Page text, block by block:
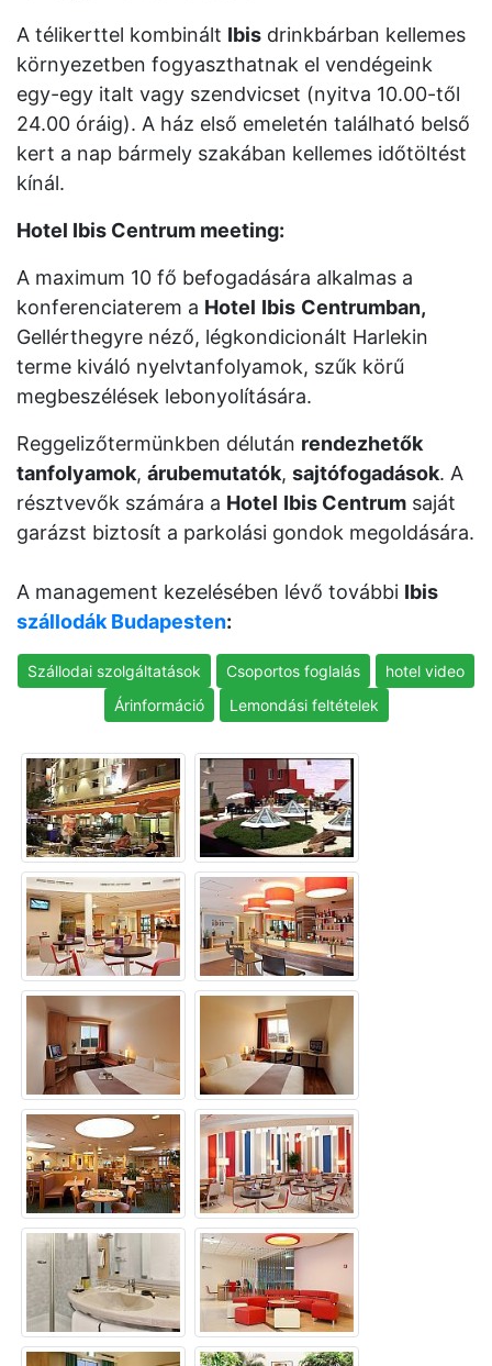
A télikerttel kombinált Ibis drinkbárban kellemes
környezetben fogyaszthatnak el vendégeink
egy-egy italt vagy szendvicset (nyitva 10.00-től
24.00 óráig). A ház első emeletén található belső
kert a nap bármely szakában kellemes időtöltést
kínál.
Hotel Ibis Centrum meeting:
A maximum 10 fő befogadására alkalmas a
konferenciaterem a Hotel Ibis Centrumban,
Gellérthegyre néző, légkondicionált Harlekin
terme kiváló nyelvtanfolyamok, szűk körű
megbeszélések lebonyolítására.
Reggelizőtermünkben délután rendezhetők
tanfolyamok, árubemutatók, sajtófogadások. A
résztvevők számára a Hotel Ibis Centrum saját
garázst biztosít a parkolási gondok megoldására.
A management kezelésében lévő további Ibis
szállodák Budapesten:
Szállodai szolgáltatások Csoportos foglalás
hotel video
Árinformáció
Lemondási feltételek